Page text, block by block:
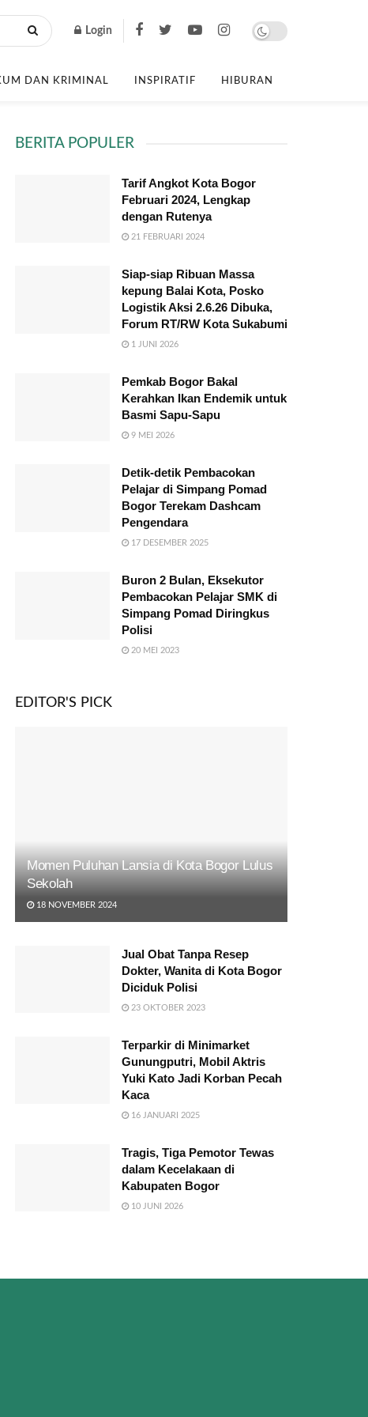
Login
DAN KRIMINAL INSPIRATIF HIBURAN
BERITA POPULER
Tarif Angkot Kota Bogor
Februari 2024, Lengkap
dengan Rutenya
21 FEBRUARI 2024
Siap-siap Ribuan Massa
kepung Balai Kota, Posko
Logistik Aksi 2.6.26 Dibuka,
Forum RT/RW Kota Sukabumi
1 JUNI 2026
Pemkab Bogor Bakal
Kerahkan Ikan Endemik untuk
Basmi Sapu-Sapu
9 MEI 2026
Detik-detik Pembacokan
Pelajar di Simpang Pomad
Bogor Terekam Dashcam
Pengendara
17 DESEMBER 2025
Buron 2 Bulan, Eksekutor
Pembacokan Pelajar SMK di
Simpang Pomad Diringkus
Polisi
20 MEI 2023
EDITOR'S PICK
Momen Puluhan Lansia di Kota Bogor Lulus
Sekolah
18 NOVEMBER 2024
Jual Obat Tanpa Resep
Dokter, Wanita di Kota Bogor
Diciduk Polisi
23 OKTOBER 2023
Terparkir di Minimarket
Gunungputri, Mobil Aktris
Yuki Kato Jadi Korban Pecah
Kaca
16 JANUARI 2025
Tragis, Tiga Pemotor Tewas
dalam Kecelakaan di
Kabupaten Bogor
10 JUNI 2026